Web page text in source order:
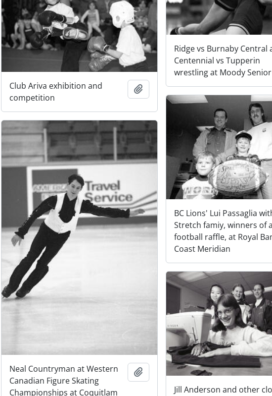
Ridge vs Burnaby Central
Centennial vs Tupperin
wrestling at Moody Senior
Club Ariva exhibition and
competition
Adicionar à área de transferência
BC Lions' Lui Passaglia
Stretch famiy, winners of a
football raffle, at Royal
Coast Meridian
Neal Countryman at Western
Canadian Figure Skating
Championships at Coquitlam
Adicionar à área de transferência
Jill Anderson and other